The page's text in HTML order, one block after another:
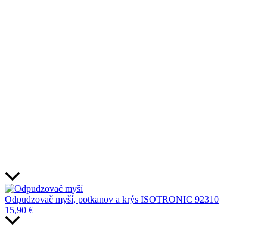
Odpudzovač myší, potkanov a krýs ISOTRONIC 92310
15,90 €